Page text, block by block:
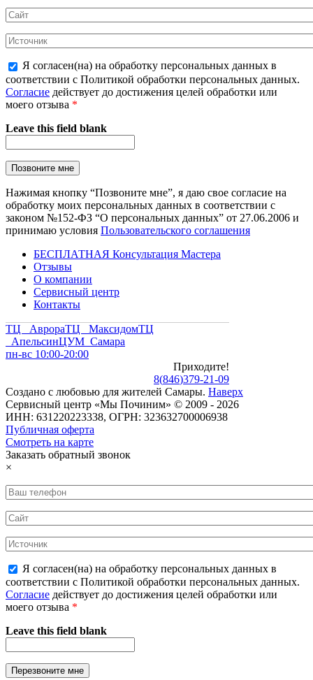
Я согласен(на) на обработку персональных данных в
соответствии с Политикой обработки персональных данных.
Согласие действует до достижения целей обработки или
моего отзыва *
Leave this field blank
Нажимая кнопку “Позвоните мне”, я даю свое согласие на
обработку моих персональных данных в соответствии с
законом №152-ФЗ “О персональных данных” от 27.06.2006 и
принимаю условия Пользовательского соглашения
БЕСПЛАТНАЯ Консультация Мастера
Отзывы
О компании
Сервисный центр
Контакты
ТЦ АврораТЦ МаксидомТЦ
АпельсинЦУМ Самара
пн-вс 10:00-20:00
Приходите!
8(846)379-21-09
Создано с любовью для жителей Самары. Наверх
Сервисный центр «Мы Починим» © 2009 - 2026
ИНН: 631220223338, ОГРН: 323632700006938
Публичная оферта
Смотреть на карте
Заказать обратный звонок
×
Я согласен(на) на обработку персональных данных в
соответствии с Политикой обработки персональных данных.
Согласие действует до достижения целей обработки или
моего отзыва *
Leave this field blank